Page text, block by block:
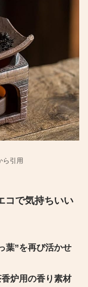
ら引用
コで気持ちいい
葉”を再び活かせ
炉用の香り素材